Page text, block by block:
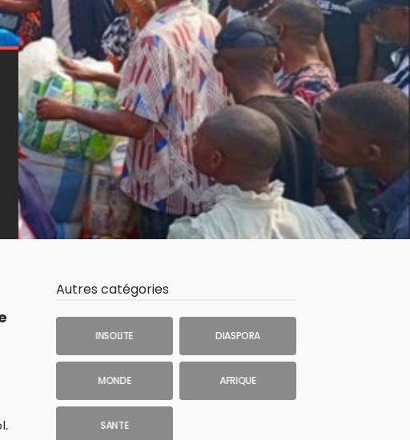
Autres catégories
INSOLITE DIASPORA
MONDE AFRIQUE
SANTE